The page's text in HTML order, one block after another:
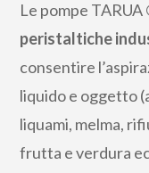
Le pompe
peristaltiche
consentire
liquido e oggetto
liquami, melma,
frutta e verdura